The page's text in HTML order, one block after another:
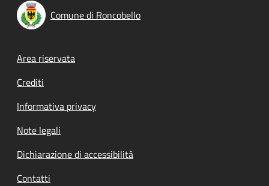
Comune di Roncobello
Footer menu
Area riservata
Crediti
Informativa privacy
Note legali
Dichiarazione di accessibilità
Contatti